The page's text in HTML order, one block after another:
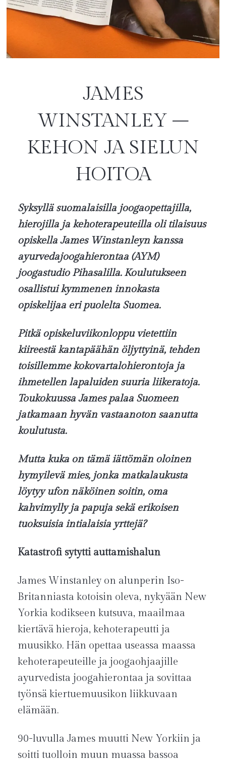
JAMES
WINSTANLEY –
KEHON JA SIELUN
HOITOA
Syksyllä suomalaisilla joogaopettajilla,
hierojilla ja kehoterapeuteilla oli tilaisuus
opiskella James Winstanleyn kanssa
ayurvedajoogahierontaa (AYM)
joogastudio Pihasalilla. Koulutukseen
osallistui kymmenen innokasta
opiskelijaa eri puolelta Suomea.
Pitkä opiskeluviikonloppu vietettiin
kiireestä kantapäähän öljyttyinä, tehden
toisillemme kokovartalohierontoja ja
ihmetellen lapaluiden suuria liikeratoja.
Toukokuussa James palaa Suomeen
jatkamaan hyvän vastaanoton saanutta
koulutusta.
Mutta kuka on tämä iättömän oloinen
hymyilevä mies, jonka matkalaukusta
löytyy ufon näköinen soitin, oma
kahvimylly ja papuja sekä erikoisen
tuoksuisia intialaisia yrttejä?
Katastrofi sytytti auttamishalun
James Winstanley on alunperin Iso-
Britanniasta kotoisin oleva, nykyään New
Yorkia kodikseen kutsuva, maailmaa
kiertävä hieroja, kehoterapeutti ja
muusikko. Hän opettaa useassa maassa
kehoterapeuteille ja joogaohjaajille
ayurvedista joogahierontaa ja sovittaa
työnsä kiertuemuusikon liikkuvaan
elämään.
90-luvulla James muutti New Yorkiin ja
soitti tuolloin muun muassa bassoa